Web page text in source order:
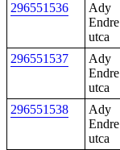
296551536
Ady
Endre
utca
296551537
Ady
Endre
utca
296551538
Ady
Endre
utca